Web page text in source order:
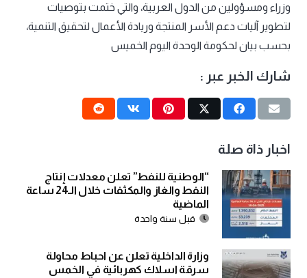
وزراء ومسؤولين من الدول العربية، والتي ختمت بتوصيات
لتطوير آليات دعم الأسر المنتجة وريادة الأعمال لتحقيق التنمية،
بحسب بيان لحكومة الوحدة اليوم الخميس
شارك الخبر عبر :
اخبار ذاة صلة
“الوطنية للنفط” تعلن معدلات إنتاج
النفط والغاز والمكثفات خلال الـ24 ساعة
الماضية
قبل سنة واحدة
وزارة الداخلية تعلن عن احباط محاولة
سرقة اسلاك كهربائية في الخمس